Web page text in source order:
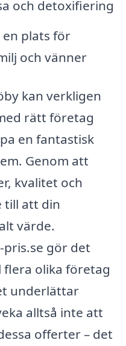
och detoxifiering
en plats för
och vänner
kan verkligen
rätt företag
en fantastisk
Genom att
kvalitet och
till att din
värde.
gör det
olika företag
underlättar
alltså inte att
offerter – det